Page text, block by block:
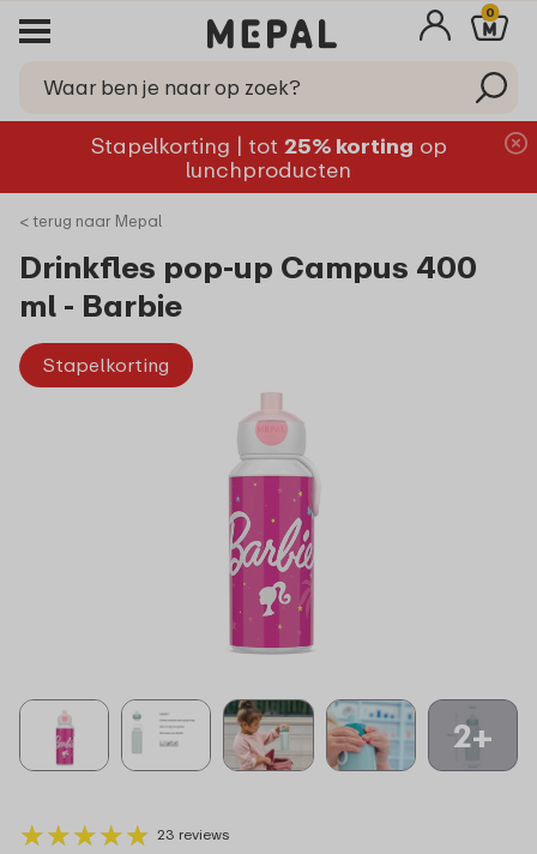
0
Stapelkorting | tot 25% korting op
lunchproducten
< terug naar Mepal
Drinkfles pop-up Campus 400
ml - Barbie
Stapelkorting
2+
★★★★★
★★★★★ 23 reviews